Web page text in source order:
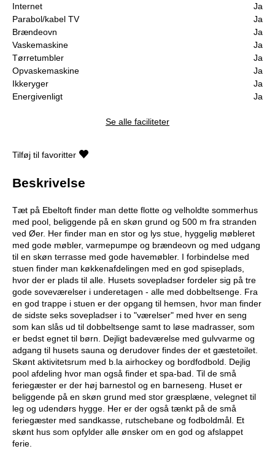
Internet
Ja
Parabol/kabel TV
Ja
Brændeovn
Ja
Vaskemaskine
Ja
Tørretumbler
Ja
Opvaskemaskine
Ja
Ikkeryger
Ja
Energivenligt
Ja
Se alle faciliteter
Tilføj til favoritter
Beskrivelse
Tæt på Ebeltoft finder man dette flotte og velholdte sommerhus
med pool, beliggende på en skøn grund og 500 m fra stranden
ved Øer. Her finder man en stor og lys stue, hyggelig møbleret
med gode møbler, varmepumpe og brændeovn og med udgang
til en skøn terrasse med gode havemøbler. I forbindelse med
stuen finder man køkkenafdelingen med en god spiseplads,
hvor der er plads til alle. Husets sovepladser fordeler sig på tre
gode soveværelser i underetagen - alle med dobbeltsenge. Fra
en god trappe i stuen er der opgang til hemsen, hvor man finder
de sidste seks sovepladser i to "værelser" med hver en seng
som kan slås ud til dobbeltsenge samt to løse madrasser, som
er bedst egnet til børn. Dejligt badeværelse med gulvvarme og
adgang til husets sauna og derudover findes der et gæstetoilet.
Skønt aktivitetsrum med b.la airhockey og bordfodbold. Dejlig
pool afdeling hvor man også finder et spa-bad. Til de små
feriegæster er der høj barnestol og en barneseng. Huset er
beliggende på en skøn grund med stor græsplæne, velegnet til
leg og udendørs hygge. Her er der også tænkt på de små
feriegæster med sandkasse, rutschebane og fodboldmål. Et
skønt hus som opfylder alle ønsker om en god og afslappet
ferie.